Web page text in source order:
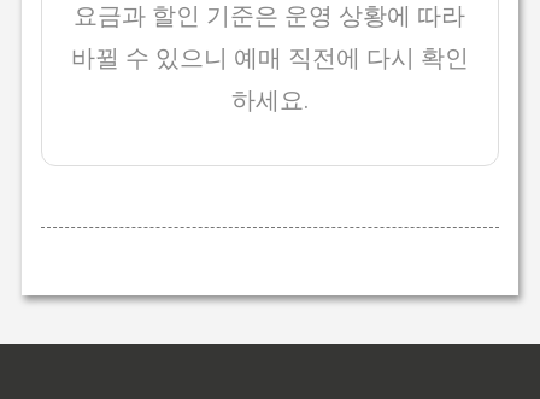
요금과 할인 기준은 운영 상황에 따라
바뀔 수 있으니 예매 직전에 다시 확인
하세요.